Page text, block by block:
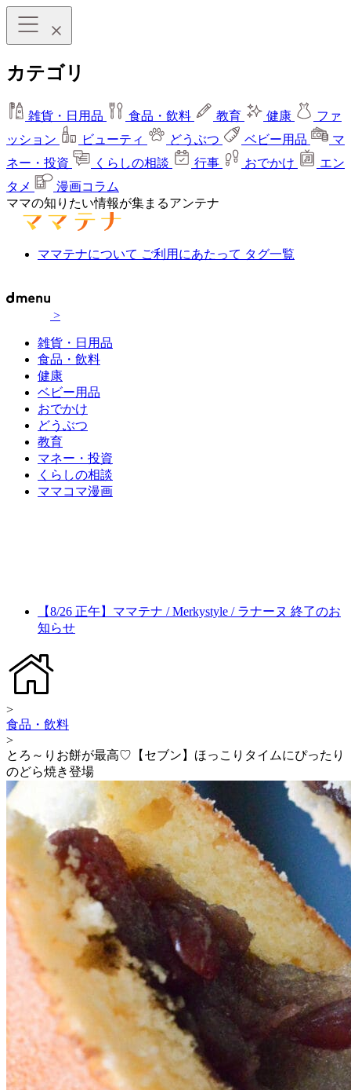
カテゴリ
雑貨・日用品 食品・飲料 教育 健康
ファ
ッション
ビューティ どうぶつ ベビー用品
マ
ネー・投資
くらしの相談 行事 おでかけ
エン
タメ
漫画コラム
ママの知りたい情報が集まるアンテナ
ママテナについて ご利用にあたって タグ一覧
>
雑貨・日用品
食品・飲料
健康
ベビー用品
おでかけ
どうぶつ
教育
マネー・投資
くらしの相談
ママコマ漫画
【8/26 正午】ママテナ / Merkystyle / ラナーヌ 終了のお
知らせ
>
食品・飲料
>
とろ～りお餅が最高♡【セブン】ほっこりタイムにぴったり
のどら焼き登場